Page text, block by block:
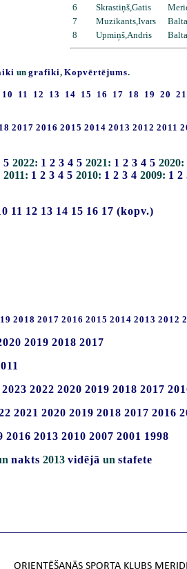
6
Skrastiņš,Gatis
7
Muzikants,Ivars Balta
8
Upmiņš,Andris Balta
un grafiki, Kopvērtējums.
10 11 12 13 14 15 16 17 18 19 20 21
2017 2016 2015 2014 2013 2012 2011
5 2022: 1 2 3 4 5 2021: 1 2 3 4 5 2020:
2011: 1 2 3 4 5 2010: 1 2 3 4 2009: 1 2
11 12 13 14 15 16 17 (kopv.)
2018 2017 2016 2015 2014 2013 2012
2019 2018 2017
2023 2022 2020 2019 2018 2017
2021 2020 2019 2018 2017 2016
2016 2013 2010 2007 2001 1998
nakts 2013 vidējā un stafete
ORIENTĒŠANĀS SPORTA KLUBS